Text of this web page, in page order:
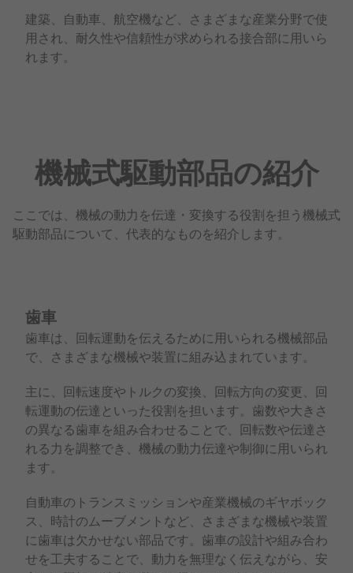
建築、自動車、航空機など、さまざまな産業分野で使
用され、耐久性や信頼性が求められる接合部に用いら
れます。
機械式駆動部品の紹介
ここでは、機械の動力を伝達・変換する役割を担う機械式
駆動部品について、代表的なものを紹介します。
歯車
歯車は、回転運動を伝えるために用いられる機械部品
で、さまざまな機械や装置に組み込まれています。
主に、回転速度やトルクの変換、回転方向の変更、回
転運動の伝達といった役割を担います。歯数や大きさ
の異なる歯車を組み合わせることで、回転数や伝達さ
れる力を調整でき、機械の動力伝達や制御に用いられ
ます。
自動車のトランスミッションや産業機械のギヤボック
ス、時計のムーブメントなど、さまざまな機械や装置
に歯車は欠かせない部品です。歯車の設計や組み合わ
せを工夫することで、動力を無理なく伝えながら、安